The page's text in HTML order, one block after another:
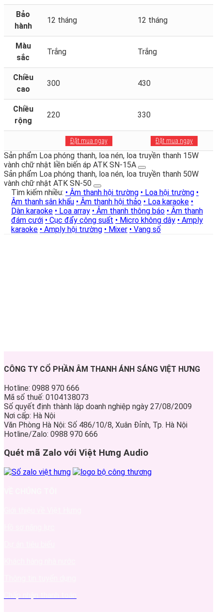
Bảo
hành
12 tháng 12 tháng
Màu
sắc
Trắng Trắng
Chiều
cao
300 430
Chiều
rộng
220 330
Đặt mua ngay Đặt mua ngay
Sản phẩm Loa phóng thanh, loa nén, loa truyền thanh 15W
vành chữ nhật liền biến áp ATK SN-15A
Sản phẩm Loa phóng thanh, loa nén, loa truyền thanh 50W
vành chữ nhật ATK SN-50
Tìm kiếm nhiều: • Âm thanh hội trường • Loa hội trường •
Âm thanh sân khấu • Âm thanh hội thảo • Loa karaoke •
Dàn karaoke • Loa array • Âm thanh thông báo • Âm thanh
đám cưới • Cục đẩy công suất • Micro không dây • Amply
karaoke • Amply hội trường • Mixer • Vang số
CÔNG TY CỔ PHẦN ÂM THANH ÁNH SÁNG VIỆT HƯNG
Hotline: 0988 970 666
Mã số thuế: 0104138073
Số quyết định thành lập doanh nghiệp ngày 27/08/2009
Nơi cấp: Hà Nội
Văn Phòng Hà Nội: Số 486/10/8, Xuân Đỉnh, Tp. Hà Nội
Hotline/Zalo: 0988 970 666
Quét mã Zalo với Việt Hưng Audio